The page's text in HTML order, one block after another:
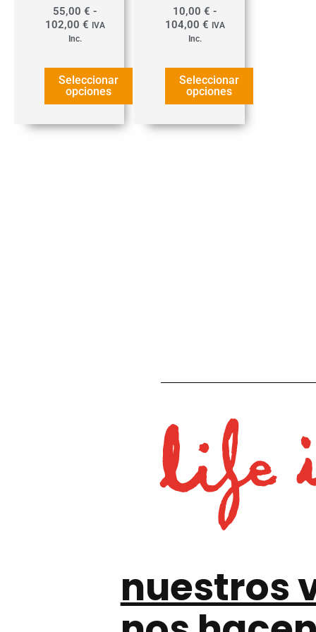
55,00€ -
102,00€ IVA
Inc.
Seleccionar
opciones
la
página
de
10,00€ -
104,00€ IVA
Inc.
Seleccionar
opciones
la
página
de
nuestros